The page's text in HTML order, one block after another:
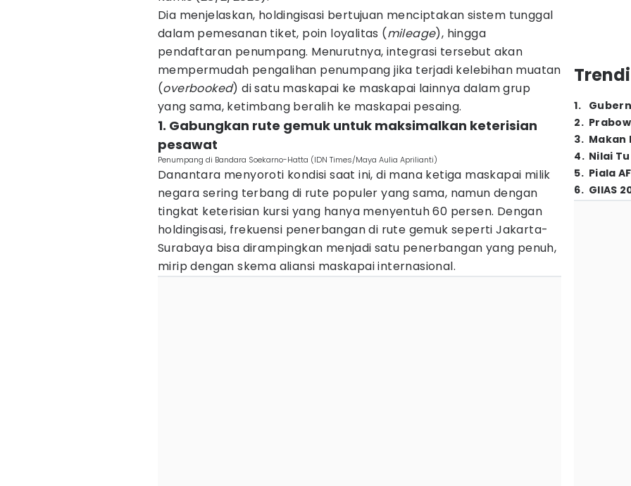
Dia menjelaskan, holdingisasi bertujuan menciptakan sistem tunggal
dalam pemesanan tiket, poin loyalitas (mileage), hingga
pendaftaran penumpang. Menurutnya, integrasi tersebut akan
mempermudah pengalihan penumpang jika terjadi kelebihan muatan
(overbooked) di satu maskapai ke maskapai lainnya dalam grup
yang sama, ketimbang beralih ke maskapai pesaing.
1. Gabungkan rute gemuk untuk maksimalkan keterisian
pesawat
Penumpang di Bandara Soekarno-Hatta (IDN Times/Maya Aulia Aprilianti)
Danantara menyoroti kondisi saat ini, di mana ketiga maskapai milik
negara sering terbang di rute populer yang sama, namun dengan
tingkat keterisian kursi yang hanya menyentuh 60 persen. Dengan
holdingisasi, frekuensi penerbangan di rute gemuk seperti Jakarta-
Surabaya bisa dirampingkan menjadi satu penerbangan yang penuh,
mirip dengan skema aliansi maskapai internasional.
1.
2.
3. Makan
4. Nilai
5. Piala
6. GIIAS